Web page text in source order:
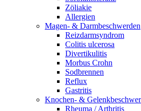
Zöliakie
Allergien
Magen- & Darmbeschwerden
Reizdarmsyndrom
Colitis ulcerosa
Divertikulitis
Morbus Crohn
Sodbrennen
Reflux
Gastritis
Knochen- &
Rheuma / Arthritis